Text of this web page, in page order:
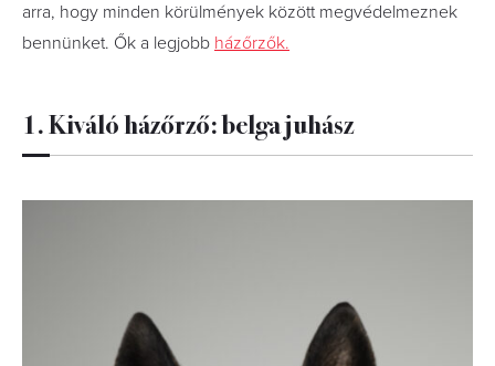
arra, hogy minden körülmények között megvédelmeznek
bennünket. Ők a legjobb házőrzők.
1. Kiváló házőrző: belga juhász